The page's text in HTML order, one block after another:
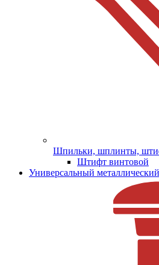
Шпильки, шплинты,
Штифт винтовой
Универсальный